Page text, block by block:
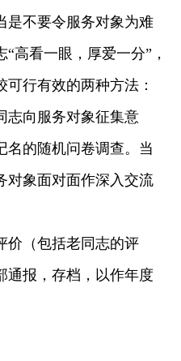
是不要令服务对象为难
高看一眼，厚爱一分”，
行有效的两种方法：
志向服务对象征集意
名的随机问卷调查。当
对象面对面作深入交流
（包括老同志的评
通报，存档，以作年度